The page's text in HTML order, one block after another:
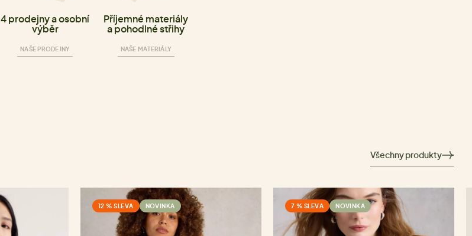
4 prodejny a osobní
výběr
NAŠE PRODEJNY
Příjemné materiály
a pohodlné střihy
NAŠE MATERIÁLY
Všechny produkty
12 % SLEVA NOVINKA 7 % SLEVA NOVINKA